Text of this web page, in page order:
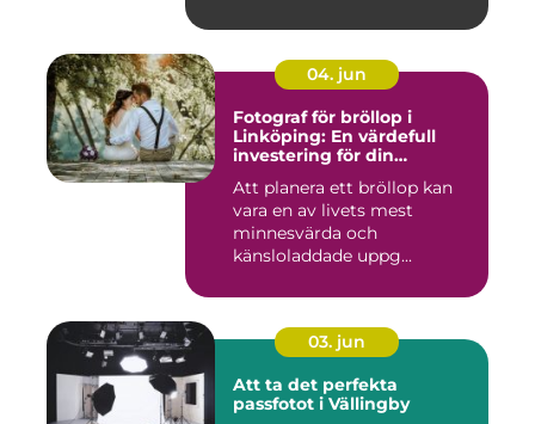
04. jun
Fotograf för bröllop i
Linköping: En värdefull
investering för din
Att planera ett bröllop kan
vara en av livets mest
minnesvärda och
känsloladdade uppg...
03. jun
Att ta det perfekta
passfotot i Vällingby